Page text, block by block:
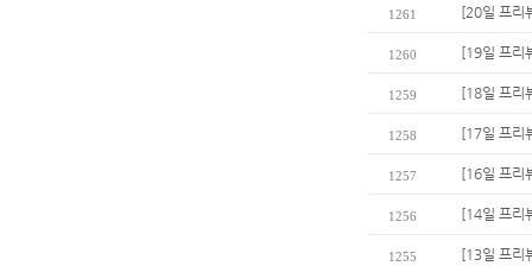
1261 [20일 프리
1260 [19일 프리
1259 [18일 프리
1258 [17일 프리
1257 [16일 프리
1256 [14일 프리
1255 [13일 프리